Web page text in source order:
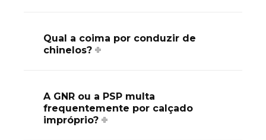
Qual a coima por conduzir de
chinelos?
A GNR ou a PSP multa
frequentemente por calçado
impróprio?